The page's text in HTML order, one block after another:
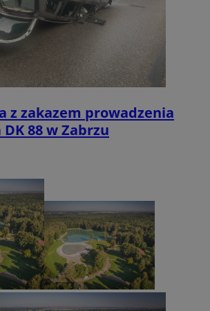
z zakazem prowadzenia
88 w Zabrzu